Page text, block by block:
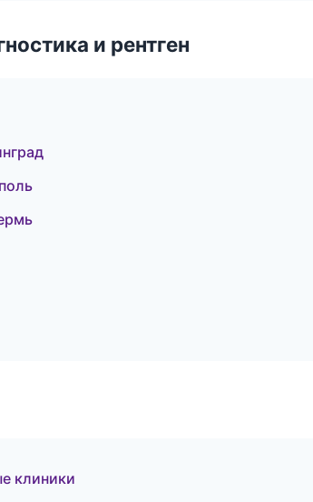
и рентген
клиники